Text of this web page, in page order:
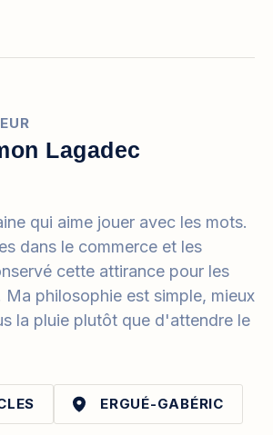
Lagadec
qui aime jouer avec les mots.
dans le commerce et les
cette attirance pour les
Ma philosophie est simple, mieux
la pluie plutôt que d'attendre le
ERGUÉ-GABÉRIC